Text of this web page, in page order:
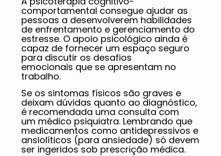
comportamental consegue ajudar as
pessoas a desenvolverem habilidades
de enfrentamento e gerenciamento do
estresse. O apoio psicológico ainda é
capaz de fornecer um espaço seguro
para discutir os desafios
emocionais que se apresentam no
trabalho.
Se os sintomas físicos são graves e
deixam dúvidas quanto ao diagnóstico,
é recomendada uma consulta com
um médico psiquiatra. Lembrando que
medicamentos como antidepressivos e
ansiolíticos (para ansiedade) só devem
ser ingeridos sob prescrição médica.